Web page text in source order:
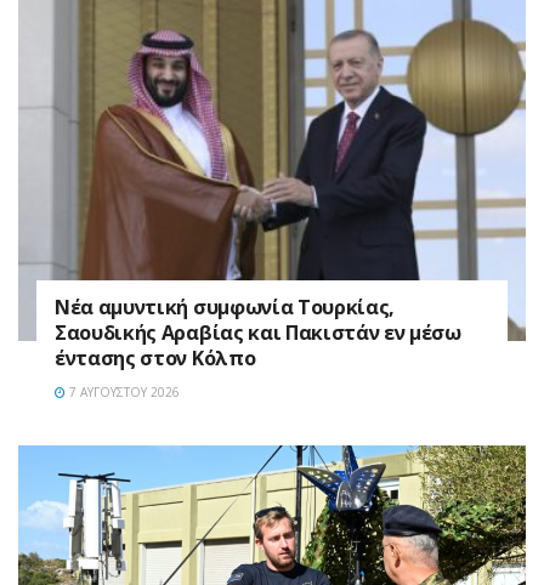
Νέα αμυντική συμφωνία Τουρκίας,
Σαουδικής Αραβίας και Πακιστάν εν μέσω
έντασης στον Κόλπο
7 ΑΥΓΟΎΣΤΟΥ 2026